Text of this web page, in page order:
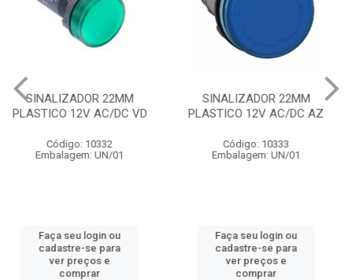
SINALIZADOR 22MM
PLASTICO 12V AC/DC AZ
Código: 10333
Embalagem: UN/01
Faça seu login ou
cadastre-se para
ver preços e
comprar
SINALIZADOR 22MM
PLASTICO 12V AC/DC AM
Código: 10334
Embalagem: UN/01
Faça seu login ou
cadastre-se para
ver preços e
comprar